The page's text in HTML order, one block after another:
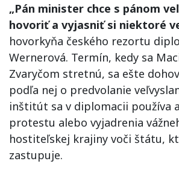
„Pán minister chce s pánom
hovoriť a vyjasniť si niektoré
hovorkyňa českého rezortu
Wernerová. Termín, kedy sa
Zvaryčom stretnú, sa ešte
podľa nej o predvolanie
inštitút sa v diplomacii používa
protestu alebo vyjadrenia
hostiteľskej krajiny voči štátu,
zastupuje.